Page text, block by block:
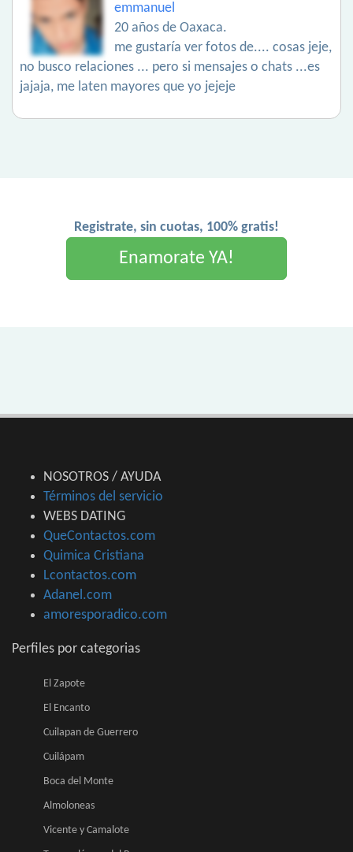
emmanuel
20 años de Oaxaca.
me gustaría ver fotos de.... cosas jeje,
no busco relaciones ... pero si mensajes o chats ...es
jajaja, me laten mayores que yo jejeje
Registrate, sin cuotas, 100% gratis!
Enamorate YA!
NOSOTROS / AYUDA
Términos del servicio
WEBS DATING
QueContactos.com
Quimica Cristiana
Lcontactos.com
Adanel.com
amoresporadico.com
Perfiles por categorias
El Zapote
El Encanto
Cuilapan de Guerrero
Cuilápam
Boca del Monte
Almoloneas
Vicente y Camalote